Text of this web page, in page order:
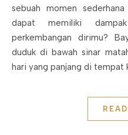
sebuah momen
dapat memiliki
perkembangan dirimu?
duduk di bawah sinar
hari yang panjang di tempat